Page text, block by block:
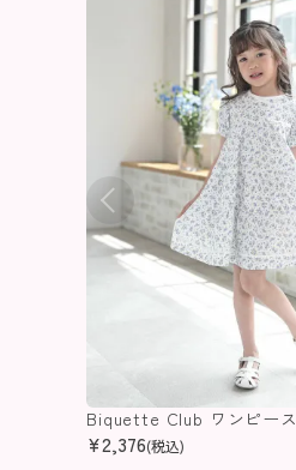
Biquette Club ワンピース
¥2,376(税込)